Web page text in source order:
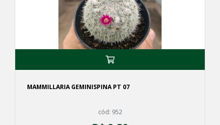
MAMMILLARIA GEMINISPINA PT 07
cód: 952